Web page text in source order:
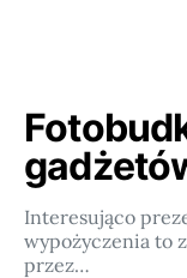
Interesująco
wypożyczenia to
przez…